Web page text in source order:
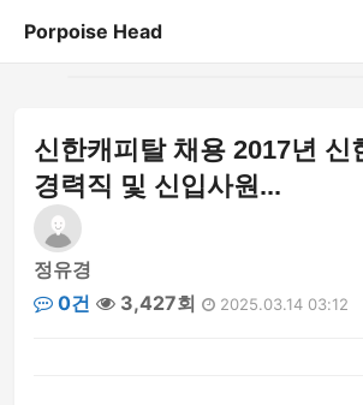
Porpoise Head
게시판
신한캐피탈 채용 2017년 신
경력직 및 신입사원...
정유경
0건
3,427회 2025.03.14 03:12